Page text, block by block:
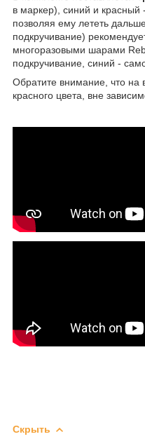
в маркер), синий и красный
позволяя ему лететь
подкручивание)
многоразовыми шарами
подкручивание, синий -
Обратите внимание, что на
красного цвета, вне
Скрыть